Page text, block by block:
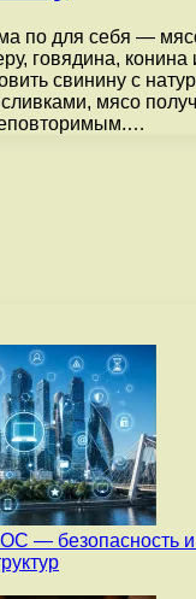
по для себя —
говядина,
свинину с
мясо
— безопасность и